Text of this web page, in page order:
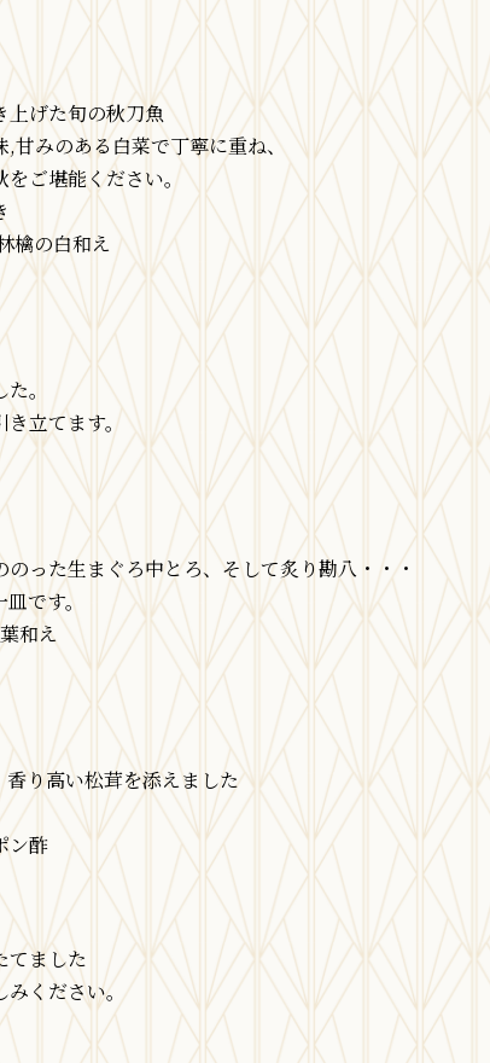
上げた旬の秋刀魚
甘みのある白菜で丁寧に重ね、
ご堪能ください。
林檎の白和え
。
立てます。
った生まぐろ中とろ、そして炙り勘八・・・
です。
和え
り高い松茸を添えました
ン酢
てました
みください。